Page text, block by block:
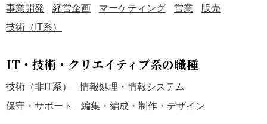
事業開発 経営企画 マーケティング 営業
販売
技術（IT系）
IT・技術・クリエイティブ系の職種
技術（非IT系）
情報処理・情報システム
保守・サポート
編集・編成・制作・デザイン